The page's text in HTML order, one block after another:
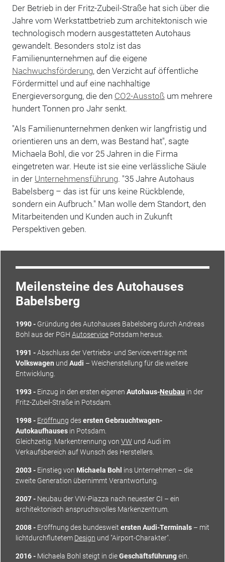
Der Betrieb in der Fritz-Zubeil-Straße hat sich über die
Jahre vom Werkstattbetrieb zum architektonisch wie
technologisch modern ausgestatteten Autohaus
gewandelt. Besonders stolz ist das
Familienunternehmen auf die eigene
Nachwuchsförderung, den Verzicht auf öffentliche
Fördermittel und auf eine nachhaltige
Energieversorgung, die den CO2-Ausstoß um mehrere
hundert Tonnen pro Jahr senkt.
"Als Familienunternehmen denken wir langfristig und
orientieren uns an dem, was Bestand hat", sagte
Michaela Bohl, die vor 25 Jahren in die Firma
eingetreten war. Heute ist sie eine verlässliche Säule
in der Unternehmensführung. "35 Jahre Autohaus
Babelsberg – das ist für uns keine Rückblende,
sondern ein Aufbruch." Man wolle dem Standort, den
Mitarbeitenden und Kunden auch in Zukunft
Perspektiven geben.
Meilensteine des Autohauses
Babelsberg
1990 - Gründung des Autohauses Babelsberg durch Andreas
Bohl aus der PGH AutoservicePotsdam heraus.
1991 -Abschluss der Vertriebs- und Serviceverträge mit
Volkswagen und Audi – Weichenstellung für die weitere
Entwicklung.
1993 - Einzug in den ersten eigenen Autohaus-Neubau in der
Fritz-Zubeil-Straße in Potsdam.
1998 - Eröffnung desersten Gebrauchtwagen-
Autokaufhausesin Potsdam.
Gleichzeitig: Markentrennung von VW und Audi im
Verkaufsbereich auf Wunsch des Herstellers.
2003 - Einstieg von Michaela Bohl ins Unternehmen – die
zweite Generation übernimmt Verantwortung.
2007 - Neubau der VW-Piazza nach neuester CI – ein
architektonisch anspruchsvolles Markenzentrum.
2008 - Eröffnung des bundesweit ersten Audi-Terminals– mit
lichtdurchflutetem Design und "Airport-Charakter".
2016 - Michaela Bohl steigt in dieGeschäftsführungein.